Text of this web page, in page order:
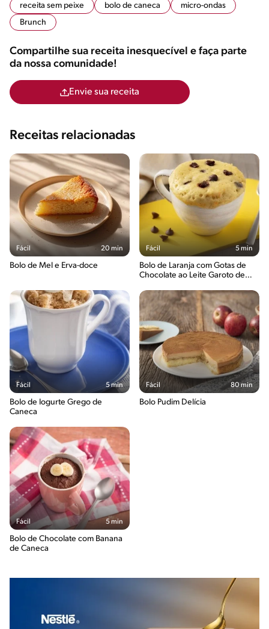
receita sem peixe bolo de caneca
micro-ondas
Brunch
Compartilhe sua receita inesquecível e faça parte
da nossa comunidade!
Envie sua receita
Receitas relacionadas
Fácil 20 min
Bolo de Mel e Erva-doce
Fácil 5 min
Bolo de Laranja com Gotas de
Chocolate ao Leite Garoto de
Fácil 5 min
Bolo de Iogurte Grego de
Caneca
Fácil 80 min
Bolo Pudim Delícia
Fácil 5 min
Bolo de Chocolate com Banana
de Caneca